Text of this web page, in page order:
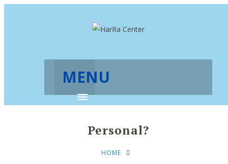
MENU
Personal?
HOME